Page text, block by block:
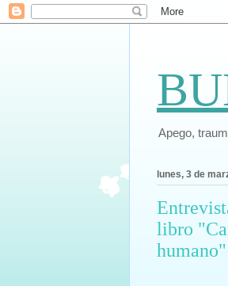
Apego,
lunes, 3 de
libro
humano"